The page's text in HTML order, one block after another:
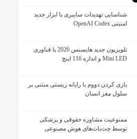
شناسایی تهدیدات سایبری با ابزار جدید
امنیتی OpenAI Codex
تلویزیون جدید هایسنس 2026 با فناوری
Mini LED و اندازه 116 اینچ
بازی کردن دووم با رایانه زیستی مبتنی بر
سلول مغز انسان
ممنوعیت مشاوره حقوقی و پزشکی
توسط چت‌بات‌های هوش مصنوعی